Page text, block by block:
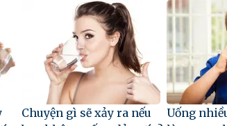
Chuyện gì sẽ xảy ra nếu
Uống